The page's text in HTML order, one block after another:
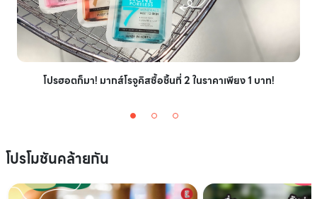
โปรฮอตก็มา! มากส์โรจูคิสซื้อชิ้นที่ 2 ในราคาเพียง 1 บาท!
โปรโมชันคล้ายกัน